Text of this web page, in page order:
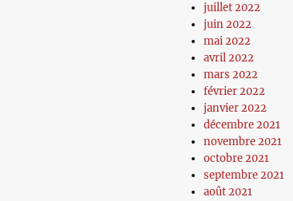
juillet 2022
juin 2022
mai 2022
avril 2022
mars 2022
février 2022
janvier 2022
décembre 2021
novembre 2021
octobre 2021
septembre 2021
août 2021